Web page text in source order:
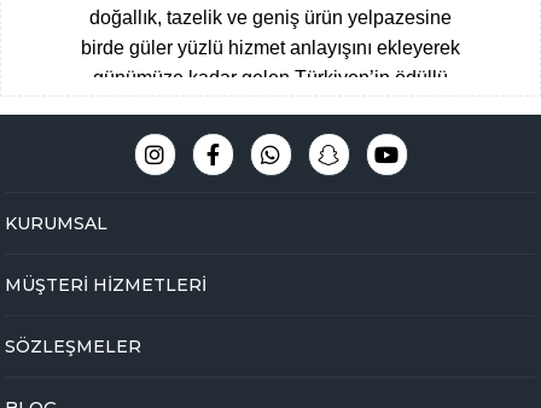
doğallık, tazelik ve geniş ürün yelpazesine
birde güler yüzlü hizmet anlayışını ekleyerek
günümüze kadar gelen Türkiyen’in ödüllü
Baharatçısı, şimdide Bakbunatural ailesi
olarak online mağazamız ile hizmet
odaklı,eğitimli ve tecrübeli uzman kadromuz
planda tutarak Çengelköy mağazamızda
bakbunatural.com güvencesi ile devam
KURUMSAL
MÜŞTERİ HİZMETLERİ
SÖZLEŞMELER